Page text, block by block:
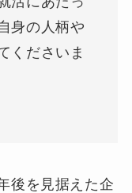
身の人柄や
くださいま
後を見据えた企